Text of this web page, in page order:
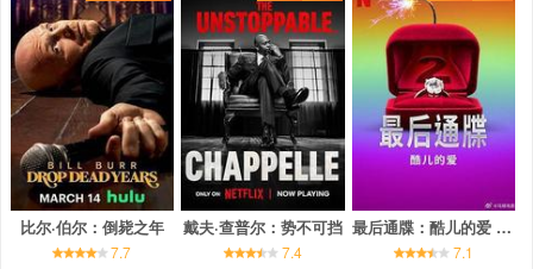
比尔·伯尔：倒毙之年
7.7
戴夫·查普尔：势不可挡
7.4
最后通牒：酷儿的爱 第二季
7.1